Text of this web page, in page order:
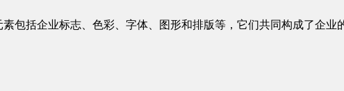
包括企业标志、色彩、字体、图形和排版等，它们共同构成了企业